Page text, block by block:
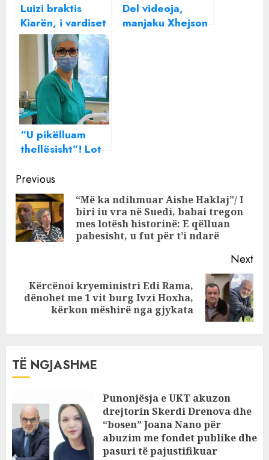
Luizi braktis
Kiarën, i vardiset
Jorit: Nuk ia heq
sytë nga gjoksi
Del videoja,
manjaku Xhejson
“U pikëlluam
thellësisht”! Lot
vdekjen e
parakohshme të
infermieres
Continue
Reading
Previous
“Më ka ndihmuar Aishe Haklaj”/ I
biri iu vra në Suedi, babai tregon
mes lotësh historinë: E qëlluan
pabesisht, u fut për t’i ndarë
Next
Next
Kërcënoi kryeministri Edi Rama,
dënohet me 1 vit burg Ivzi Hoxha,
kërkon mëshirë nga gjykata
TË NGJASHME
Punonjësja e UKT akuzon
drejtorin Skerdi Drenova dhe
“bosen” Joana Nano për
abuzim me fondet publike dhe
pasuri të pajustifikuar